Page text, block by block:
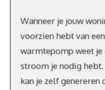
Wanneer je jouw
voorzien hebt van
warmtepomp weet je
stroom je nodig
kan je zelf genereren